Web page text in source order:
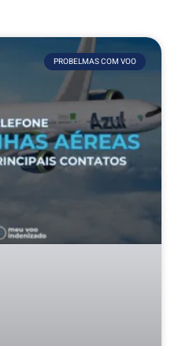
PROBELMAS COM VOO